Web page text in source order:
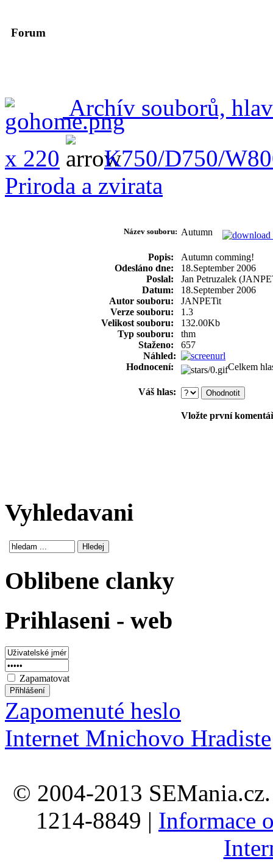
Forum
Archív souborů,
x 220
K750/D750/
Priroda a zvirata
Název souboru: Autumn
Popis:
Autumn comming!
Odesláno dne:
18.September 2006
Poslal:
Jan Petruzalek
Datum:
18.September 2006
Autor souboru:
JANPETit
Verze souboru:
1.3
Velikost souboru:
132.00Kb
Typ souboru:
thm
Staženo:
657
Náhled:
Hodnocení:
Celkem
Váš hlas:
Vložte první
Vyhledavani
Oblibene clanky
Prihlaseni - web
Zapamatovat
Zapomenuté heslo
Internet Mnichovo Hradiste
© 2004-2013
1214-8849 | Informace